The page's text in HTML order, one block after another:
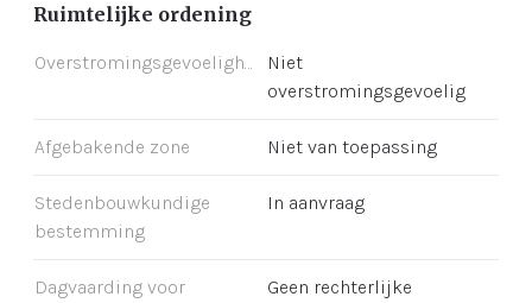
Ruimtelijke ordening
Niet
overstromingsgevoelig
Afgebakende zone Niet van toepassing
Stedenbouwkundige
bestemming
In aanvraag
Dagvaarding voor
Geen rechterlijke